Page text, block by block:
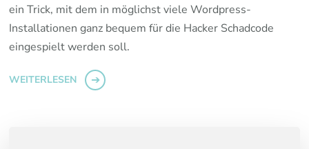
ein Trick, mit dem in möglichst viele Wordpress-
Installationen ganz bequem für die Hacker Schadcode
eingespielt werden soll.
WEITERLESEN